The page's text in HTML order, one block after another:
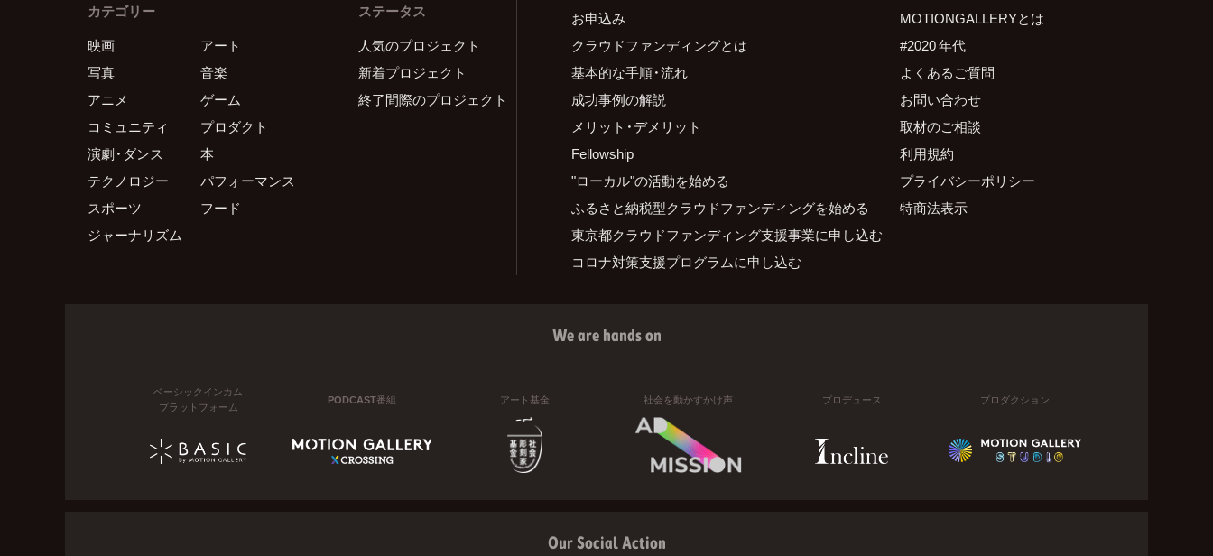
カテゴリー
映画
アート
写真
音楽
アニメ
ゲーム
コミュニティ
プロダクト
演劇・ダンス
本
テクノロジー
パフォーマンス
スポーツ
フード
ジャーナリズム
ステータス
人気のプロジェクト
新着プロジェクト
終了間際のプロジェクト
お申込み
クラウドファンディングとは
基本的な手順・流れ
成功事例の解説
メリット・デメリット
Fellowship
"ローカル"の活動を始める
ふるさと納税型クラウドファンディングを始める
東京都クラウドファンディング支援事業に申し込む
コロナ対策支援プログラムに申し込む
MOTIONGALLERYとは
#2020 年代
よくあるご質問
お問い合わせ
取材のご相談
利用規約
プライバシーポリシー
特商法表示
We are hands on
ベーシックインカム
プラットフォーム
PODCAST番組 アート基金 社会を動かすかけ声 プロデュース プロダクション
Our Social Action